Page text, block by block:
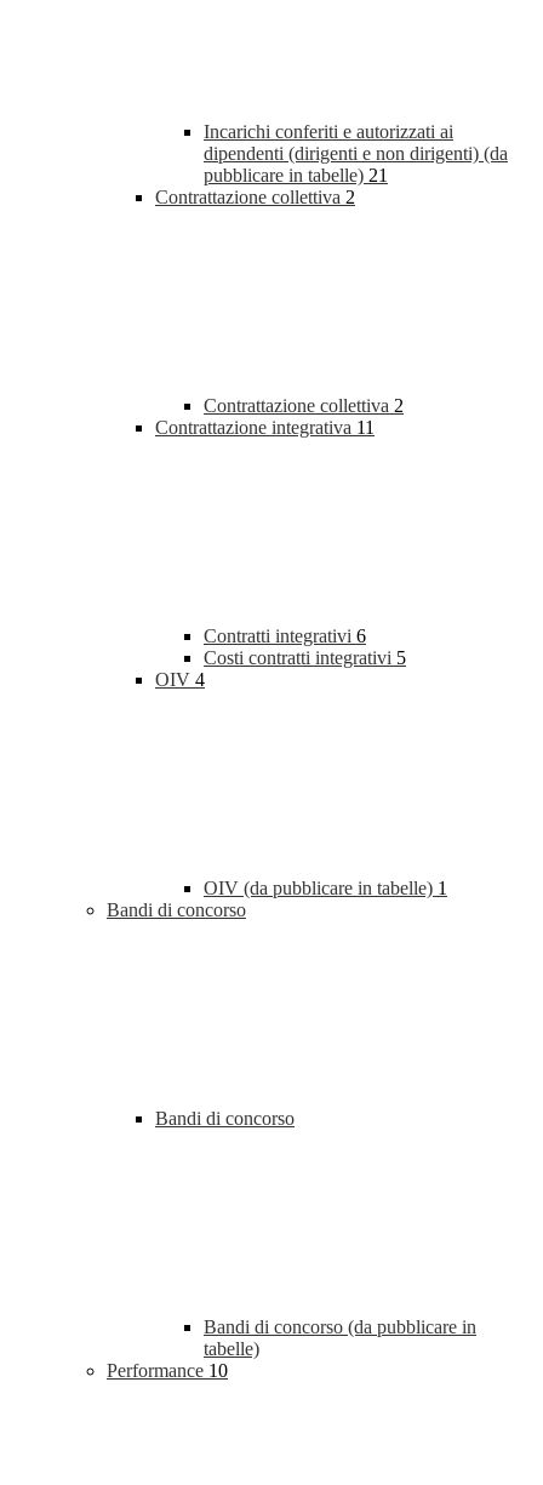
Incarichi conferiti e autorizzati ai
dipendenti (dirigenti e non dirigenti) (da
pubblicare in tabelle) 21
Contrattazione collettiva 2
Contrattazione collettiva 2
Contrattazione integrativa 11
Contratti integrativi 6
Costi contratti integrativi 5
OIV 4
OIV (da pubblicare in tabelle) 1
Bandi di concorso
Bandi di concorso
Bandi di concorso (da pubblicare in
tabelle)
Performance 10